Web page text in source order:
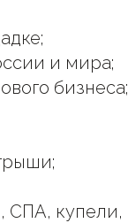
и мира;
бизнеса;
СПА, купели,